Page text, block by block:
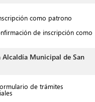
como patrono
de inscripción como
Alcaldía Municipal de San
de trámites